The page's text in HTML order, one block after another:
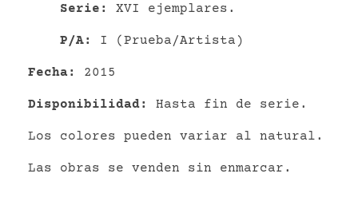
Serie: XVI ejemplares.
P/A: I (Prueba/Artista)
Fecha: 2015
Disponibilidad: Hasta fin de serie.
Los colores pueden variar al natural.
Las obras se venden sin enmarcar.